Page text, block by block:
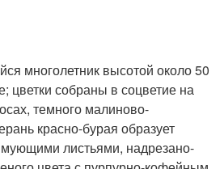
многолетник высотой около 50
цветки собраны в соцветие на
темного малиново-
красно-бурая образует
листьями, надрезано-